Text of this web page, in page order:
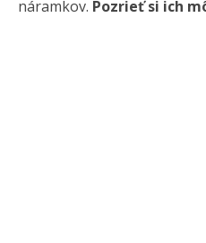
náramkov. Pozrieť si ich